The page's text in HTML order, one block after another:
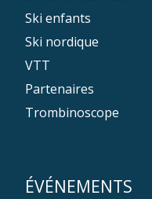
Ski enfants
Ski nordique
VTT
Partenaires
Trombinoscope
ÉVÉNEMENTS